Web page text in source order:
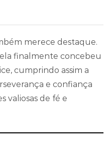
merece destaque.
ela finalmente concebeu
cumprindo assim a
e confiança
valiosas de fé e